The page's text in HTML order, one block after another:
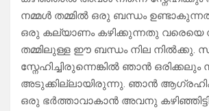
നമ്മൾ തമ്മിൽ ഒരു ബന്ധം ഉണ്ടാകുന്നത്
ഒരു കല്യാണം കഴിക്കുന്നതു വരെയെ
തമ്മിലുള്ള ഈ ബന്ധം നില നിൽക്കു.
സ്നേഹിച്ചിരുന്നെങ്കിൽ ഞാൻ ഒരിക്കലും
അടുക്കില്ലായിരുന്നു. ഞാൻ
ഒരു ഭർത്താവാകാൻ അവനു